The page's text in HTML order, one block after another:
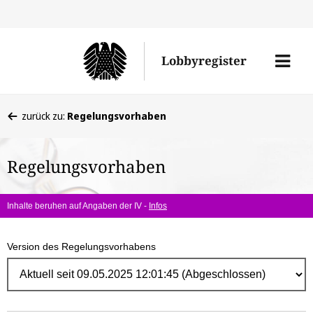
Lobbyregister
Menü
befinden
hier:
zurück zu: Regelungsvorhaben
Regelungsvorhaben
Inhalte beruhen auf Angaben der IV - Infos
Version des Regelungsvorhabens